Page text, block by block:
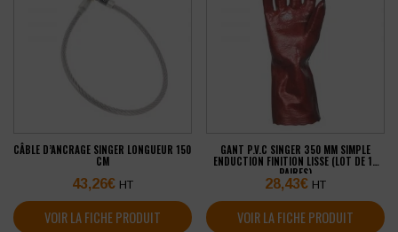
CÂBLE D’ANCRAGE SINGER LONGUEUR 150
CM
43,26€ HT
VOIR LA FICHE PRODUIT
GANT P.V.C SINGER 350 MM SIMPLE
ENDUCTION FINITION LISSE (LOT DE 10
PAIRES)
28,43€ HT
VOIR LA FICHE PRODUIT